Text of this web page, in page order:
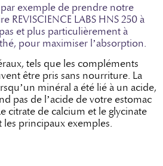
exemple de prendre notre
REVISCIENCE LABS HNS 250 à
et plus particulièrement à
pour maximiser l’absorption.
tels que les compléments
être pris sans nourriture. La
minéral a été lié à un acide,
pas de l’acide de votre estomac
citrate de calcium et le glycinate
principaux exemples.